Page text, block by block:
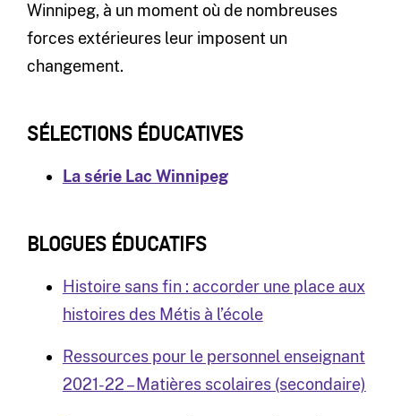
Winnipeg, à un moment où de nombreuses
forces extérieures leur imposent un
changement.
SÉLECTIONS ÉDUCATIVES
La série Lac Winnipeg
BLOGUES ÉDUCATIFS
Histoire sans fin : accorder une place aux
histoires des Métis à l’école
Ressources pour le personnel enseignant
2021-22 – Matières scolaires (secondaire)